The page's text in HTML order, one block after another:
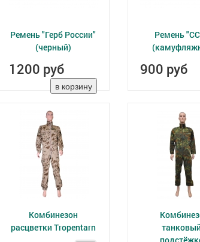
Ремень "Герб России"
(черный)
1200 руб
Ремень
900 руб
Комбинезон
расцветки Tropentarn